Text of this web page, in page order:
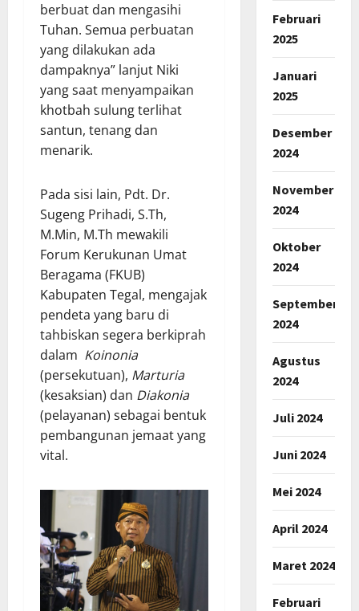
berbuat dan mengasihi
Tuhan. Semua perbuatan
yang dilakukan ada
dampaknya” lanjut Niki
yang saat menyampaikan
khotbah sulung terlihat
santun, tenang dan
menarik.
Pada sisi lain, Pdt. Dr.
Sugeng Prihadi, S.Th,
M.Min, M.Th mewakili
Forum Kerukunan Umat
Beragama (FKUB)
Kabupaten Tegal, mengajak
pendeta yang baru di
tahbiskan segera berkiprah
dalam Koinonia
(persekutuan), Marturia
(kesaksian) dan Diakonia
(pelayanan) sebagai bentuk
pembangunan jemaat yang
vital.
Februari
2025
Januari
2025
Desember
2024
November
2024
Oktober
2024
September
2024
Agustus
2024
Juli 2024
Juni 2024
Mei 2024
April 2024
Maret 2024
Februari